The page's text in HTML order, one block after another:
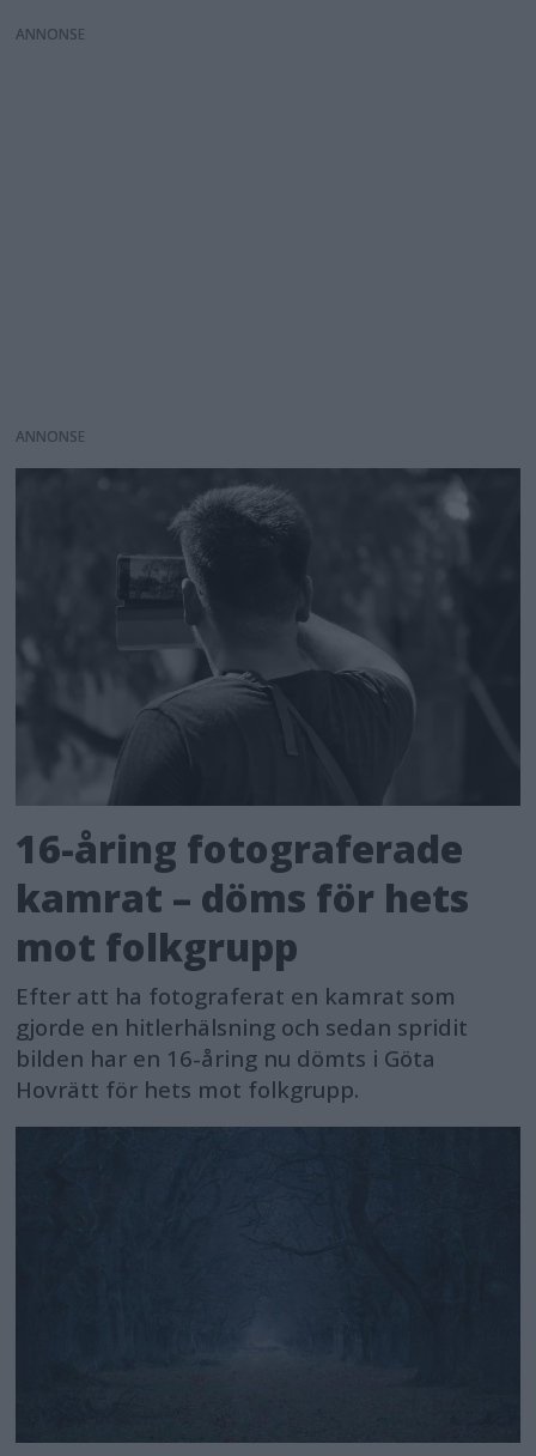
ANNONS
ANNONS
16-åring fotograferade
kamrat – döms för hets
mot folkgrupp
Efter att ha fotograferat en kamrat som
gjorde en hitlerhälsning och sedan spridit
bilden har en 16-åring nu dömts i Göta
Hovrätt för hets mot folkgrupp.